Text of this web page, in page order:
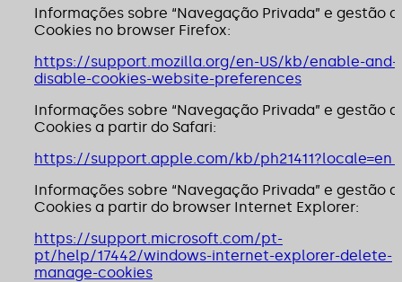
Informações sobre “Navegação Privada” e gestão
Cookies no browser Firefox:
https://support.mozilla.org/en-US/kb/enable-and-
disable-cookies-website-preferences
Informações sobre “Navegação Privada” e gestão
Cookies a partir do Safari:
https://support.apple.com/kb/
Informações sobre “Navegação Privada” e gestão
Cookies a partir do browser Internet Explorer:
https://support.microsoft.com/pt-
pt/help/17442/windows-internet-explorer-delete-
manage-cookies